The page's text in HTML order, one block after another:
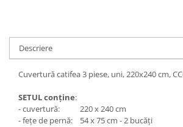
Descriere
Cuvertură catifea 3 piese, uni, 220x240 cm,
SETUL conține:
- cuvertură: 220 x 240 cm
- fețe de pernă: 54 x 75 cm - 2 bucăți